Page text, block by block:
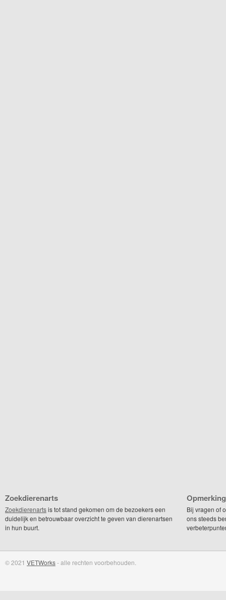
Zoekdierenarts
Zoekdierenartsis tot stand gekomen om de bezoekers een
duidelijk en betrouwbaar overzicht te geven van dierenartsen
in hun buurt.
Bij vragen of
ons steeds
© 2021 VETWorks- alle rechten voorbehouden.